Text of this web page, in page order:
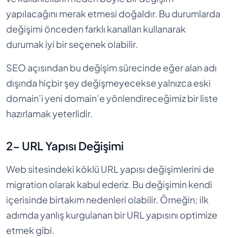
yapılacağını merak etmesi doğaldır. Bu durumlarda
değişimi önceden farklı kanalları kullanarak
durumak iyi bir seçenek olabilir.
SEO açısından bu değişim sürecinde eğer alan adı
dışında hiçbir şey değişmeyecekse yalnızca eski
domain’i yeni domain’e yönlendireceğimiz bir liste
hazırlamak yeterlidir.
2- URL Yapısı Değişimi
Web sitesindeki köklü URL yapısı değişimlerini de
migration olarak kabul ederiz. Bu değişimin kendi
içerisinde birtakım nedenleri olabilir. Örneğin; ilk
adımda yanlış kurgulanan bir URL yapısını optimize
etmek gibi.